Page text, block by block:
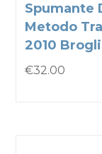
Spumante
Metodo
2010
€32.00